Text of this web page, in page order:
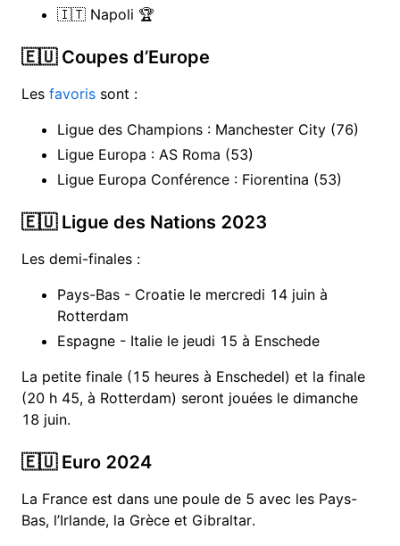
🇮🇹 Napoli 🏆
🇪🇺 Coupes d’Europe
Les favoris sont :
Ligue des Champions : Manchester City (76)
Ligue Europa : AS Roma (53)
Ligue Europa Conférence : Fiorentina (53)
🇪🇺 Ligue des Nations 2023
Les demi-finales :
Pays-Bas - Croatie le mercredi 14 juin à
Rotterdam
Espagne - Italie le jeudi 15 à Enschede
La petite finale (15 heures à Enschedel) et la finale
(20 h 45, à Rotterdam) seront jouées le dimanche
18 juin.
🇪🇺 Euro 2024
La France est dans une poule de 5 avec les Pays-
Bas, l’Irlande, la Grèce et Gibraltar.